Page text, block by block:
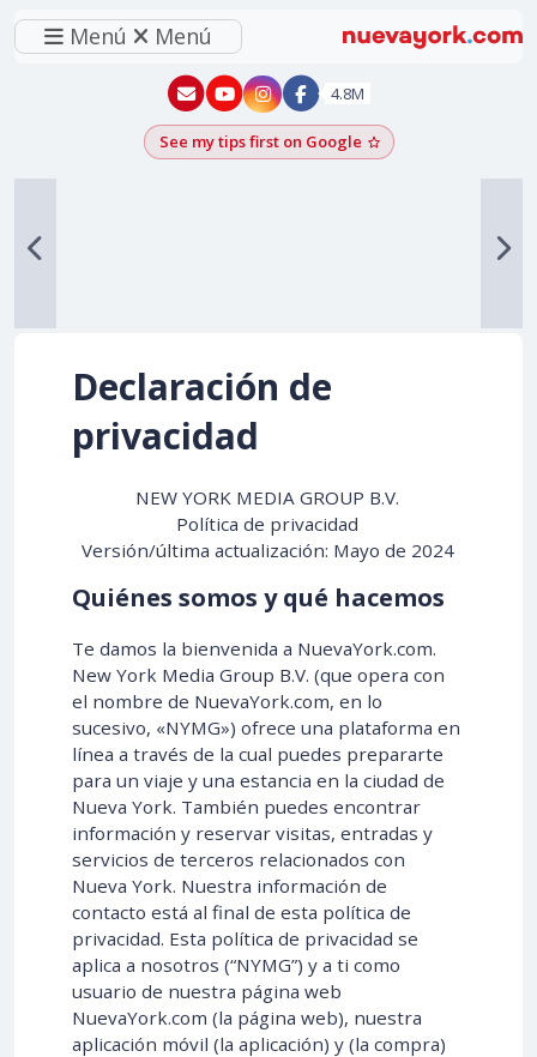
Menú Menú
New York - YouTube
New York - Instagram
4.8M
See my tips first on GoogleAdd as a Google
Declaración de
privacidad
NEW YORK MEDIA GROUP B.V.
Política de privacidad
Versión/última actualización: Mayo de 2024
Quiénes somos y qué hacemos
Te damos la bienvenida a NuevaYork.com.
New York Media Group B.V. (que opera con
el nombre de NuevaYork.com, en lo
sucesivo, «NYMG») ofrece una plataforma en
línea a través de la cual puedes prepararte
para un viaje y una estancia en la ciudad de
Nueva York. También puedes encontrar
información y reservar visitas, entradas y
servicios de terceros relacionados con
Nueva York. Nuestra información de
contacto está al final de esta política de
privacidad. Esta política de privacidad se
aplica a nosotros (“NYMG”) y a ti como
usuario de nuestra página web
NuevaYork.com (la página web), nuestra
aplicación móvil (la aplicación) y (la compra)